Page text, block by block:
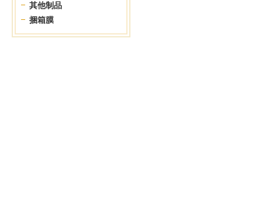
其他制品
捆箱膜